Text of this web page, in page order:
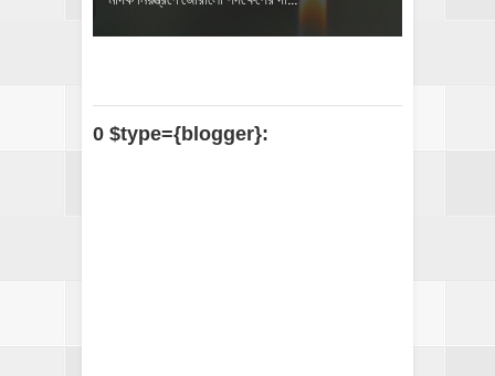
0 $type={blogger}: